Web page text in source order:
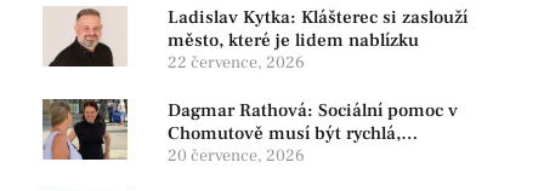
Ladislav Kytka: Klášterec si zaslouží
město, které je lidem nablízku
22 července, 2026
Dagmar Rathová: Sociální pomoc v
Chomutově musí být rychlá,
srozumitelná a férová. Ne udržovat lidi v
20 července, 2026